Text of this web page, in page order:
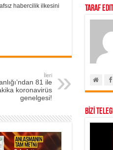
habercilik ilkesini
İleri
81 ile
koronavirüs
genelgesi!
Taraf
BİZİ